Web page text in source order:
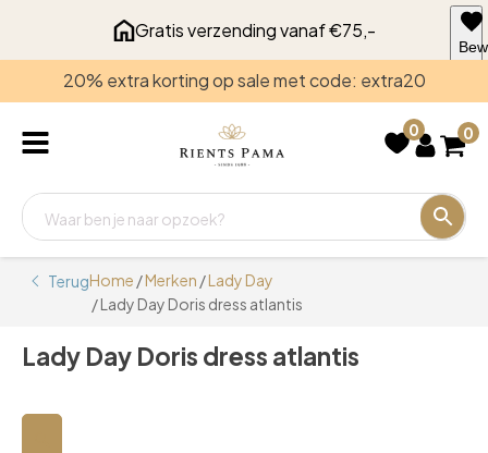
Gratis verzending vanaf €75,-
20% extra korting op sale met code: extra20
0 0
TerugHome /Merken /Lady Day
/ Lady Day Doris dress atlantis
Lady Day Doris dress atlantis
voor